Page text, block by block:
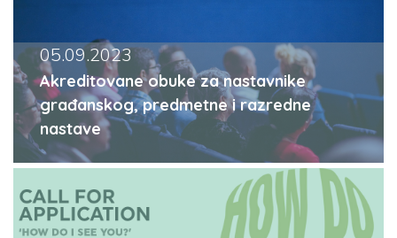
05.09.2023
Akreditovane obuke za nastavnike
građanskog, predmetne i razredne
nastave